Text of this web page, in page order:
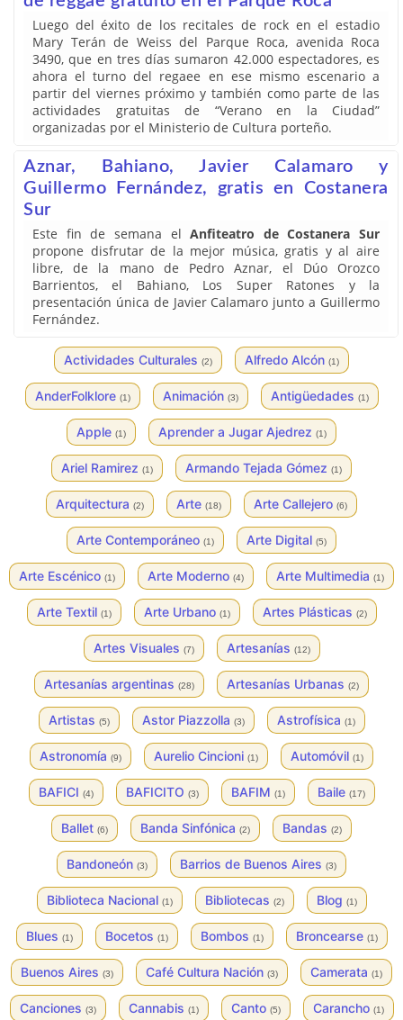
Luego del éxito de los recitales de rock en el estadio
Mary Terán de Weiss del Parque Roca, avenida Roca
3490, que en tres días sumaron 42.000 espectadores, es
ahora el turno del regaee en ese mismo escenario a
partir del viernes próximo y también como parte de las
actividades gratuitas de “Verano en la Ciudad”
organizadas por el Ministerio de Cultura porteño.
Aznar, Bahiano, Javier Calamaro y
Guillermo Fernández, gratis en Costanera
Sur
Este fin de semana elAnfiteatro de Costanera Sur
propone disfrutar de la mejor música, gratis y al aire
libre, de la mano de Pedro Aznar, el Dúo Orozco
Barrientos, el Bahiano, Los Super Ratones y la
presentación única de Javier Calamaro junto a Guillermo
Fernández.
Actividades Culturales (2) Alfredo Alcón (1)
AnderFolklore (1) Animación (3) Antigüedades (1)
Apple (1) Aprender a Jugar Ajedrez (1)
Ariel Ramirez (1) Armando Tejada Gómez (1)
Arquitectura (2) Arte (18) Arte Callejero (6)
Arte Contemporáneo (1) Arte Digital (5)
Arte Escénico (1) Arte Moderno (4) Arte Multimedia (1)
Arte Textil (1) Arte Urbano (1) Artes Plásticas (2)
Artes Visuales (7) Artesanías (12)
Artesanías argentinas (28) Artesanías Urbanas (2)
Artistas (5) Astor Piazzolla (3) Astrofísica (1)
Astronomía (9) Aurelio Cincioni (1) Automóvil (1)
BAFICI (4) BAFICITO (3) BAFIM (1) Baile (17)
Ballet (6) Banda Sinfónica (2) Bandas (2)
Bandoneón (3) Barrios de Buenos Aires (3)
Biblioteca Nacional (1) Bibliotecas (2) Blog (1)
Blues (1) Bocetos (1) Bombos (1) Broncearse (1)
Buenos Aires (3) Café Cultura Nación (3) Camerata (1)
Canciones (3) Cannabis (1) Canto (5) Carancho (1)